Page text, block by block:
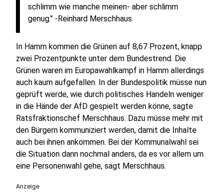
schlimm wie manche meinen- aber schlimm
genug." -Reinhard Merschhaus
In Hamm kommen die Grünen auf 8,67 Prozent, knapp
zwei Prozentpunkte unter dem Bundestrend. Die
Grünen waren im Europawahlkampf in Hamm allerdings
auch kaum aufgefallen. In der Bundespolitik müsse nun
geprüft werde, wie durch politisches Handeln weniger
in die Hände der AfD gespielt werden könne, sagte
Ratsfraktionschef Merschhaus. Dazu müsse mehr mit
den Bürgern kommuniziert werden, damit die Inhalte
auch bei ihnen ankommen. Bei der Kommunalwahl sei
die Situation dann nochmal anders, da es vor allem um
eine Personenwahl gehe, sagt Merschhaus.
Anzeige